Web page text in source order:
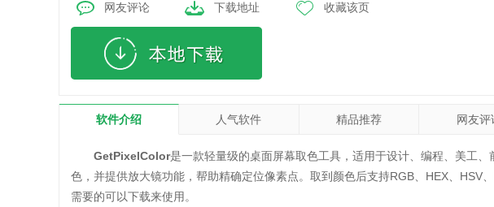
网友评论 下载地址 收藏该页
软件介绍 人气软件 精品推荐 网友评
GetPixelColor是一款轻量级的桌面屏幕取色工具，适用于设计、编程、美工
色，并提供放大镜功能，帮助精确定位像素点。取到颜色后支持RGB、HEX、HSV
需要的可以下载来使用。